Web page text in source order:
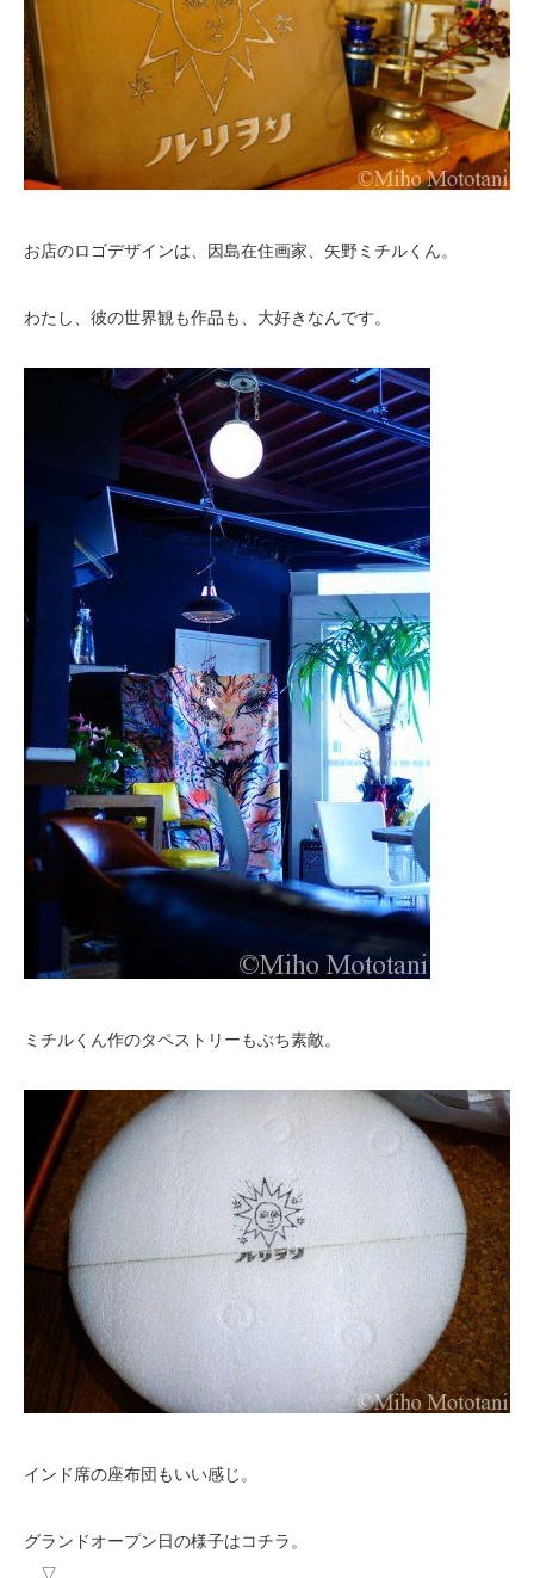
お店のロゴデザインは、因島在住画家、矢野ミチルくん。
わたし、彼の世界観も作品も、大好きなんです。
ミチルくん作のタペストリーもぶち素敵。
インド席の座布団もいい感じ。
グランドオープン日の様子はコチラ。